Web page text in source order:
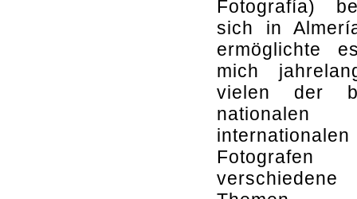
Fotografía)
sich in
ermöglichte
mich
vielen der
nationalen
internationalen
Fotografen
verschiedene